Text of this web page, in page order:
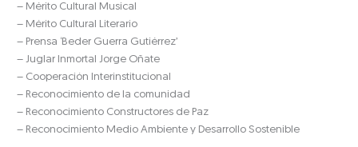
– Mérito Cultural Musical
– Mérito Cultural Literario
– Prensa ‘Beder Guerra Gutiérrez’
– Juglar Inmortal Jorge Oñate
– Cooperación Interinstitucional
– Reconocimiento de la comunidad
– Reconocimiento Constructores de Paz
– Reconocimiento Medio Ambiente y Desarrollo Sostenible